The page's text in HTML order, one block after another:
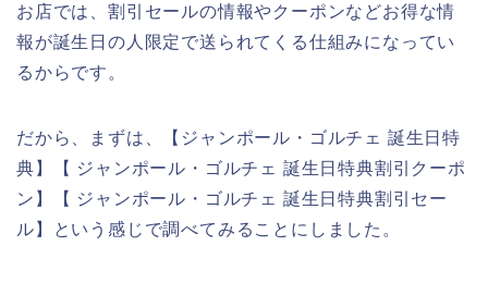
お店では、割引セールの情報やクーポンなどお得な情
報が誕生日の人限定で送られてくる仕組みになってい
るからです。
だから、まずは、【ジャンポール・ゴルチェ 誕生日特
典】【 ジャンポール・ゴルチェ 誕生日特典割引クーポ
ン】【 ジャンポール・ゴルチェ 誕生日特典割引セー
ル】という感じで調べてみることにしました。